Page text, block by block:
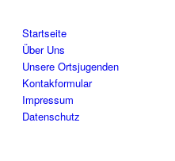
Startseite
Über Uns
Unsere Ortsjugenden
Kontakformular
Impressum
Datenschutz